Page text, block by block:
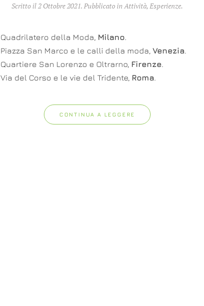
Scritto il 2 Ottobre 2021. Pubblicato in Attività, Esperienze.
Quadrilatero della Moda, Milano.
Piazza San Marco e le calli della moda, Venezia.
Quartiere San Lorenzo e Oltrarno, Firenze.
Via del Corso e le vie del Tridente, Roma.
CONTINUA A LEGGERE